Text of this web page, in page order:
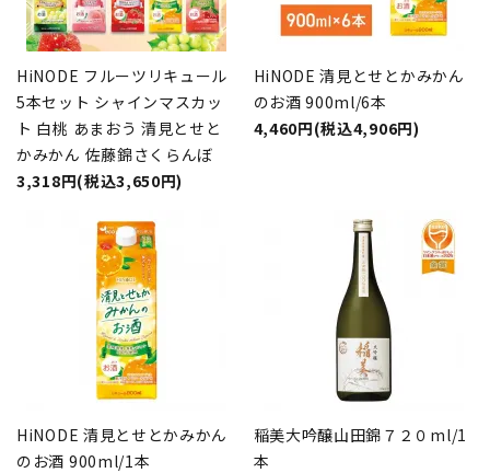
HiNODE フルーツリキュール
5本セット シャインマスカッ
ト 白桃 あまおう 清見とせと
かみかん 佐藤錦さくらんぼ
3,318円(税込3,650円)
HiNODE 清見とせとかみかん
のお酒 900ml/6本
4,460円(税込4,906円)
HiNODE 清見とせとかみかん
のお酒 900ml/1本
稲美大吟醸山田錦７２０ml/1
本